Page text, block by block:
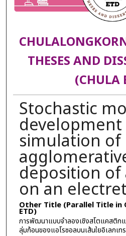
THESES AND
(CHULA
Stochastic
development
simulation of
deposition of
on an
Other Title (Parallel Title in
ETD)
การพัฒนาแบบจำลองเชิงสโตแคสติกแ
ลุ่มก้อนของแอโรซอลบนเส้นใยอิเลกเท